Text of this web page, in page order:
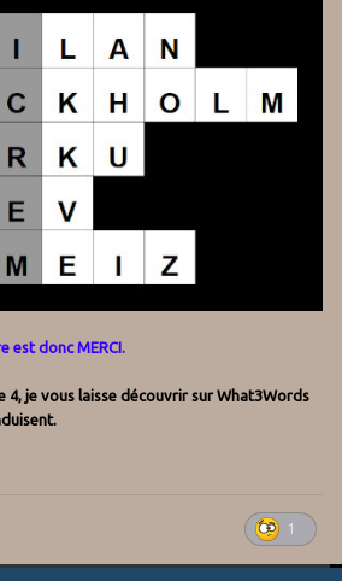
est donc MERCI.
je vous laisse découvrir sur What3Words
1